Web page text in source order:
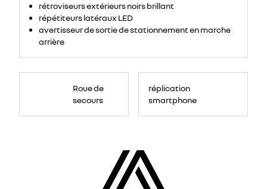
rétroviseurs extérieurs noirs brillant
répétiteurs latéraux LED
avertisseur de sortie de stationnement en marche
arrière
Roue de
secours
réplication
smartphone